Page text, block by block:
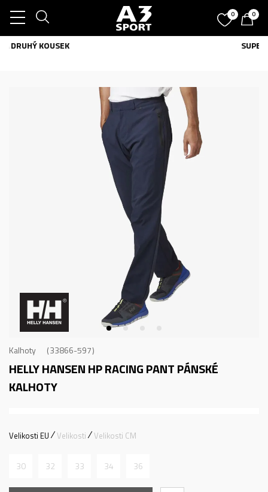
0 0
Kalhoty 33866-597
HELLY HANSEN HP RACING PANTPÁNSKÉ
KALHOTY
Velikosti EU Velikosti Velikosti CM
30 32 33 34 36